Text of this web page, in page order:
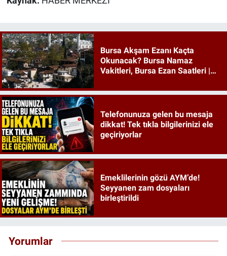
Bursa Akşam Ezanı Kaçta
Okunacak? Bursa Namaz
Vakitleri, Bursa Ezan Saatleri |
Telefonunuza gelen bu mesaja
dikkat! Tek tıkla bilgilerinizi ele
geçiriyorlar
Emeklilerinin gözü AYM’de!
Seyyanen zam dosyaları
birleştirildi
Yorumlar